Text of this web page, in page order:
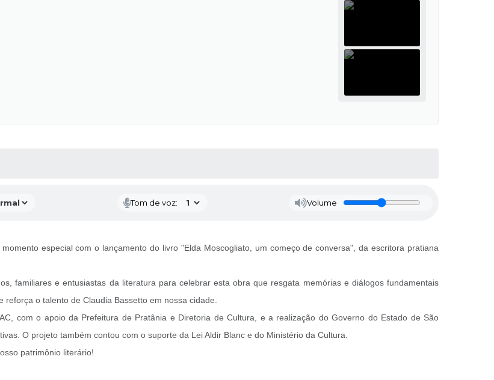
Tom de voz: Volume
especial com o lançamento do livro "Elda Moscogliato, um começo de conversa", da escritora pratiana
familiares e entusiastas da literatura para celebrar esta obra que resgata memórias e diálogos fundamentais
o talento de Claudia Bassetto em nossa cidade.
com o apoio da Prefeitura de Pratânia e Diretoria de Cultura, e a realização do Governo do Estado de São
O projeto também contou com o suporte da Lei Aldir Blanc e do Ministério da Cultura.
patrimônio literário!